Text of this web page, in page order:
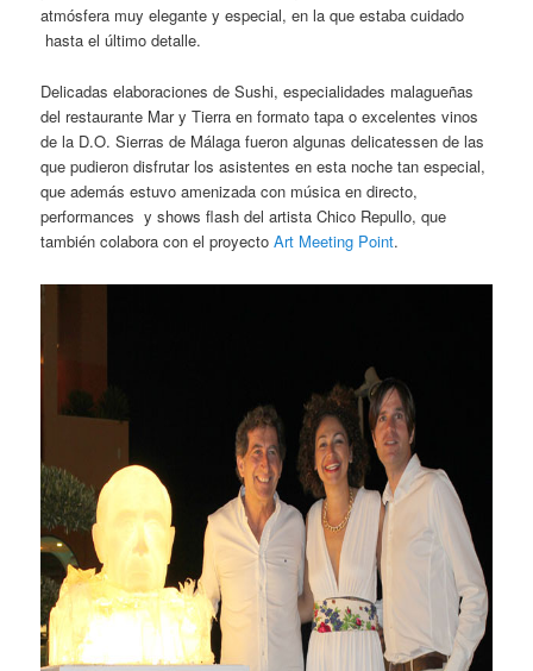
atmósfera muy elegante y especial, en la que estaba cuidado
hasta el último detalle.
Delicadas elaboraciones de Sushi, especialidades malagueñas
del restaurante Mar y Tierra en formato tapa o excelentes vinos
de la D.O. Sierras de Málaga fueron algunas delicatessen de las
que pudieron disfrutar los asistentes en esta noche tan especial,
que además estuvo amenizada con música en directo,
performances y shows flash del artista Chico Repullo, que
también colabora con el proyectoArt Meeting Point.